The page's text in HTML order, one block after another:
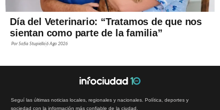
Día del Veterinario: “Tratamos de que nos
sientan como parte de la familia”
PorSofía Stupiello6 Ago 2026
Seguí las últimas noticias locales, regionales y nacionales. Política, deportes y
sociedad con la información más confiable de la ciudad.